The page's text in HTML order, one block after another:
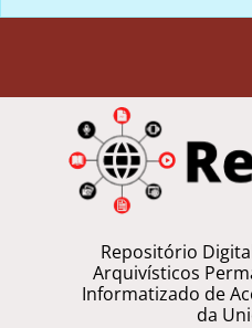
Repositório
Arquivísticos
Informatizado de
da